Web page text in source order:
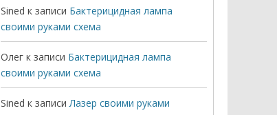
Sined к записи Бактерицидная лампа
своими руками схема
Олег к записи Бактерицидная лампа
своими руками схема
Sined к записи Лазер своими руками